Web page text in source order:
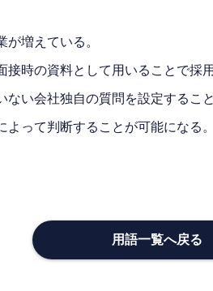
増えている。
時の資料として用いることで採
い会社独自の質問を設定する
って判断することが可能になる。
用語一覧へ戻る